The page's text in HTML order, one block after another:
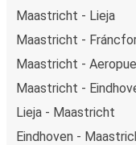
Maastricht - Lieja
Maastricht -
Maastricht -
Maastricht -
Lieja - Maastricht
Eindhoven -